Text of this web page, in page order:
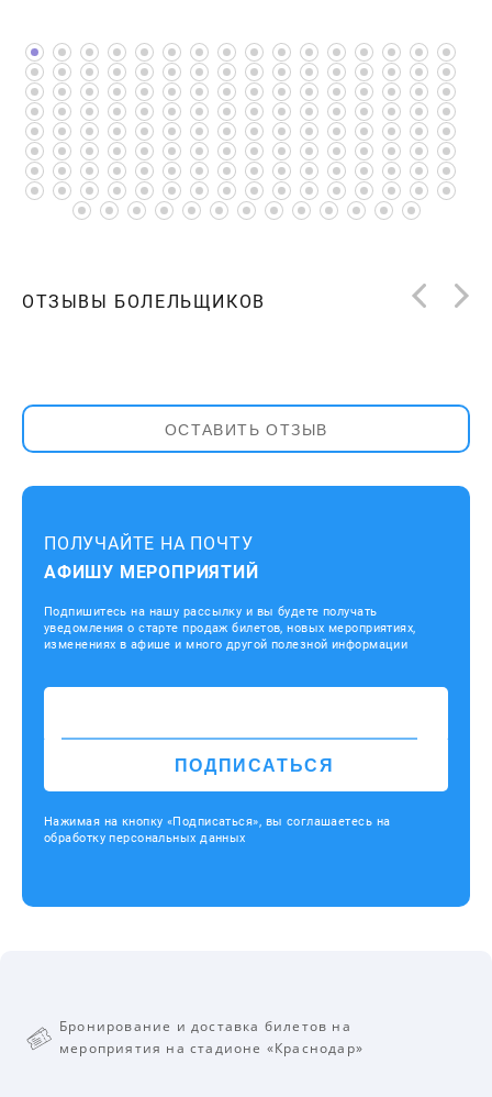
ОТЗЫВЫ БОЛЕЛЬЩИКОВ
ОСТАВИТЬ ОТЗЫВ
ПОЛУЧАЙТЕ НА ПОЧТУ
АФИШУ МЕРОПРИЯТИЙ
Подпишитесь на нашу рассылку и вы будете получать
уведомления о старте продаж билетов, новых мероприятиях,
изменениях в афише и много другой полезной информации
ПОДПИСАТЬСЯ
Нажимая на кнопку «Подписаться», вы соглашаетесь на
обработку персональных данных
Бронирование и доставка билетов на
мероприятия на стадионе «Краснодар»